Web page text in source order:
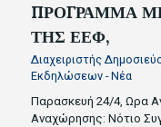
ΠΡΟΓΡΑΜΜΑ
ΤΗΣ ΕΕΦ,
Διαχειριστής
Εκδηλώσεων - Νέα
Παρασκευή 24/4, Ωρα
Αναχώρησης: Νότιο